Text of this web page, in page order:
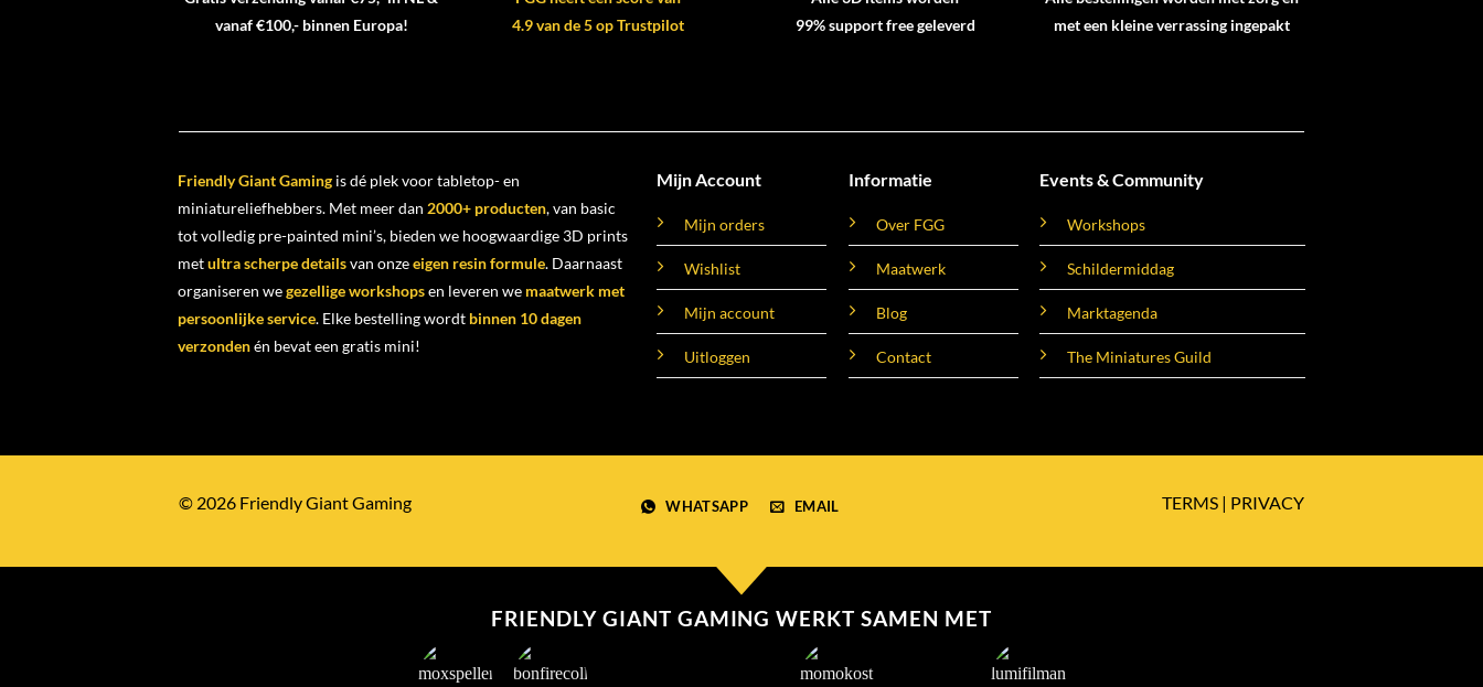
vanaf €100,- binnen Europa!
4.9 van de 5 op Trustpilot
99% support free geleverd
met een kleine verrassing ingepakt
Friendly Giant Gamingis dé plek voor tabletop- en
miniatureliefhebbers. Met meer dan 2000+ producten, van basic
tot volledig pre-painted mini’s, bieden we hoogwaardige 3D prints
metultra scherpe detailsvan onzeeigen resin formule. Daarnaast
organiseren wegezellige workshopsen leveren we maatwerk met
persoonlijke service. Elke bestelling wordt binnen 10 dagen
verzondenén bevat een gratis mini!
Mijn Account
Mijn orders
Wishlist
Mijn account
Uitloggen
Informatie
Over FGG
Maatwerk
Blog
Contact
Events & Community
Workshops
Schildermiddag
Marktagenda
The Miniatures Guild
© 2026 Friendly Giant Gaming WHATSAPP EMAIL TERMS | PRIVACY
FRIENDLY GIANT GAMING WERKT SAMEN MET